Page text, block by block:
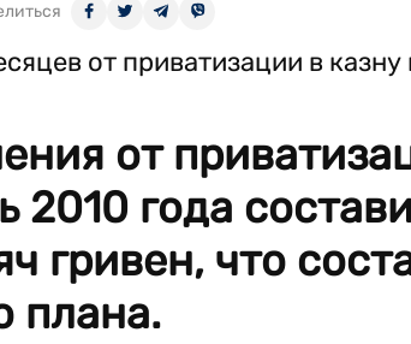
от
2010 года
гривен, что
плана.